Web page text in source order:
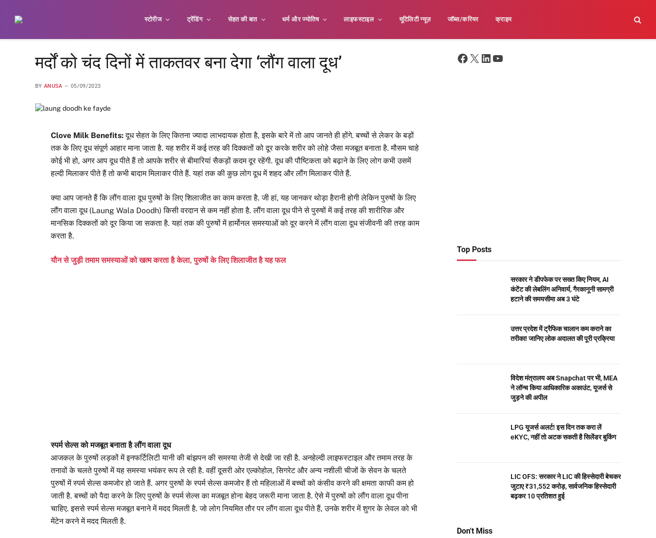
स्टोरीज ट्रेंडिंग सेहत की बात धर्म और ज्योतिष लाइफस्टाइल यूटिलिटी न्यूज़ जॉब्स/करियर क्राइम
मर्दों को चंद दिनों में ताकतवर बना देगा ‘लौंग वाला दूध’
BY ANUSA 05/09/2023
Clove Milk Benefits:दूध सेहत के लिए कितना ज्यादा लाभदायक होता है, इसके बारे में तो आप जानते ही होंगे. बच्चों से लेकर के बड़ों
तक के लिए दूध संपूर्ण आहार माना जाता है. यह शरीर में कई तरह की दिक्कतों को दूर करके शरीर को लोहे जैसा मजबूत बनाता है. मौसम चाहे
कोई भी हो, अगर आप दूध पीते हैं तो आपके शरीर से बीमारियां सैकड़ों कदम दूर रहेंगी. दूध की पौष्टिकता को बढ़ाने के लिए लोग कभी उसमें
हल्दी मिलाकर पीते हैं तो कभी बादाम मिलाकर पीते हैं. यहां तक की कुछ लोग दूध में शहद और लौंग मिलाकर पीते हैं.
क्या आप जानते हैं कि लौंग वाला दूध पुरुषों के लिए शिलाजीत का काम करता है. जी हां, यह जानकर थोड़ा हैरानी होगी लेकिन पुरुषों के लिए
लौंग वाला दूध (Laung Wala Doodh) किसी वरदान से कम नहीं होता है. लौंग वाला दूध पीने से पुरुषों में कई तरह की शारीरिक और
मानसिक दिक्कतों को दूर किया जा सकता है. यहां तक की पुरुषों में हार्मोनल समस्याओं को दूर करने में लौंग वाला दूध संजीवनी की तरह काम
करता है.
यौन से जुड़ी तमाम समस्याओं को खत्म करता है केला, पुरुषों के लिए शिलाजीत है यह फल
स्पर्म सेल्स को मजबूत बनाता है लौंग वाला दूध
आजकल के पुरुषों लड़कों में इनफर्टिलिटी यानी की बांझपन की समस्या तेजी से देखी जा रही है. अनहेल्दी लाइफस्टाइल और तमाम तरह के
तनावों के चलते पुरुषों में यह समस्या भयंकर रूप ले रही है. वहीं दूसरी ओर एल्कोहोल, सिगरेट और अन्य नशीली चीजों के सेवन के चलते
पुरुषों में स्पर्म सेल्स कमजोर हो जाते हैं. अगर पुरुषों के स्पर्म सेल्स कमजोर हैं तो महिलाओं में बच्चों को कंसीव करने की क्षमता काफी कम हो
जाती है. बच्चों को पैदा करने के लिए पुरुषों के स्पर्म सेल्स का मजबूत होना बेहद जरूरी माना जाता है. ऐसे में पुरुषों को लौंग वाला दूध पीना
चाहिए. इससे स्पर्म सेल्स मजबूत बनाने में मदद मिलती है. जो लोग नियमित तौर पर लौंग वाला दूध पीते हैं, उनके शरीर में शुगर के लेवल को भी
मेंटेन करने में मदद मिलती है.
Facebook
X LinkedIn
YouTube
Top Posts
सरकार ने डीपफेक पर सख्त किए नियम, AI
कंटेंट की लेबलिंग अनिवार्य, गैरकानूनी सामग्री
हटाने की समयसीमा अब 3 घंटे
उत्तर प्रदेश में ट्रैफिक चालान कम कराने का
तरीका! जानिए लोक अदालत की पूरी प्रक्रिया
विदेश मंत्रालय अब Snapchat पर भी, MEA
ने लॉन्च किया आधिकारिक अकाउंट, यूजर्स से
जुड़ने की अपील
LPG यूजर्स अलर्ट! इस दिन तक करा लें
eKYC, नहीं तो अटक सकती है सिलेंडर बुकिंग
LIC OFS: सरकार ने LIC की हिस्सेदारी बेचकर
जुटाए ₹31,552 करोड़, सार्वजनिक हिस्सेदारी
बढ़कर 10 प्रतिशत हुई
Don't Miss